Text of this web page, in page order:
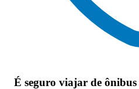
É seguro viajar de ônibus